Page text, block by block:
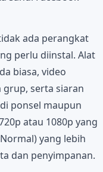
ada perangkat
perlu diinstal. Alat
biasa, video
grup, serta siaran
ponsel maupun
atau 1080p yang
yang lebih
dan penyimpanan.